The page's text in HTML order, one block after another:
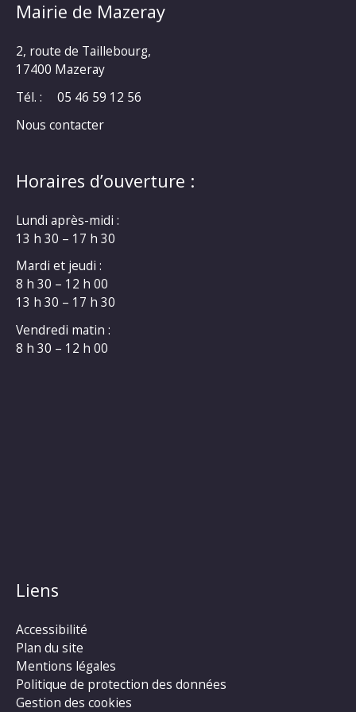
Mairie de Mazeray
2, route de Taillebourg,
17400 Mazeray
Tél. :
05 46 59 12 56
Nous contacter
Horaires d’ouverture :
Lundi après-midi :
13 h 30 – 17 h 30
Mardi et jeudi :
8 h 30 – 12 h 00
13 h 30 – 17 h 30
Vendredi matin :
8 h 30 – 12 h 00
Liens
Accessibilité
Plan du site
Mentions légales
Politique de protection des données
Gestion des cookies